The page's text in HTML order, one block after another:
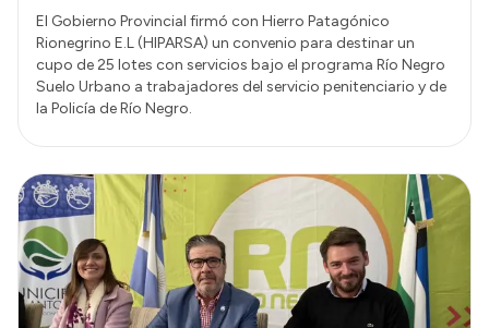
El Gobierno Provincial firmó con Hierro Patagónico
Rionegrino E.L (HIPARSA) un convenio para destinar un
cupo de 25 lotes con servicios bajo el programa Río Negro
Suelo Urbano a trabajadores del servicio penitenciario y de
la Policía de Río Negro.